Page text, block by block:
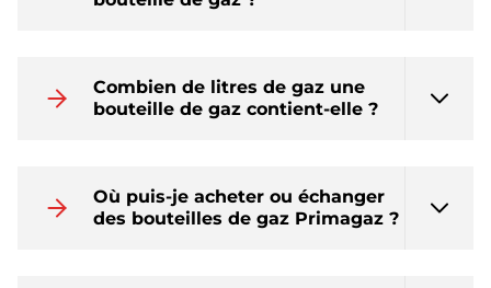
Combien de litres de gaz une
bouteille de gaz contient-elle ?
Où puis-je acheter ou échanger
des bouteilles de gaz Primagaz ?